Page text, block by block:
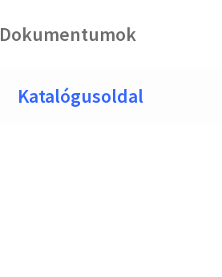
Dokumentumok
Katalógusoldal